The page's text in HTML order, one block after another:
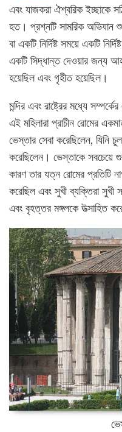
এবং যাজকরা ঐশ্বরিক ইচ্ছাকে
হত। প্রশ্নটি সামরিক অভিযান
বা একটি নির্দিষ্ট সময়ে একটি
একটি সিদ্ধান্ত দেওয়ার জন্য
হয়েছিল এবং গৃহীত হয়েছিল।
মন্দির এবং রাষ্ট্রের মধ্যে
এই মহিলারা প্রাচীন রোমের
ভেস্তার সেবা করেছিলেন, যিনি
করেছিলেন। ভেস্তাকে সবচেয়ে
কারণ তার যত্ন রোমের প্রতিটি
করেছিল এবং সুখী ব্যক্তিরা সুখী
এবং বৃহত্তর মঙ্গলকে উত্সাহিত